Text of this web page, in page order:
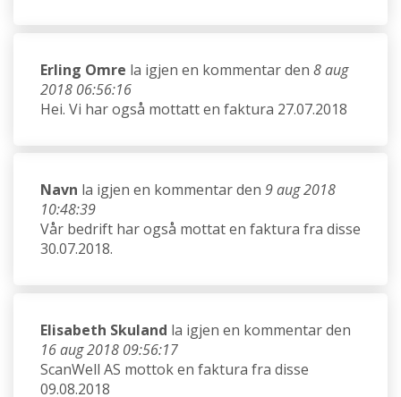
Erling Omre la igjen en kommentar den 8 aug
2018 06:56:16
Hei. Vi har også mottatt en faktura 27.07.2018
Navn la igjen en kommentar den 9 aug 2018
10:48:39
Vår bedrift har også mottat en faktura fra disse
30.07.2018.
Elisabeth Skuland la igjen en kommentar den
16 aug 2018 09:56:17
ScanWell AS mottok en faktura fra disse
09.08.2018